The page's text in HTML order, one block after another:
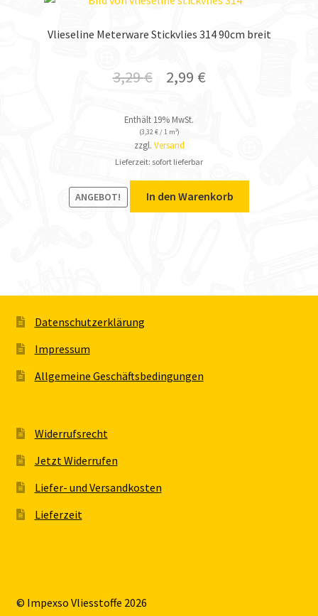
Vlieseline Meterware Stickvlies 314 90cm breit
3,29€ 2,99 €
Enthält 19% MwSt.
(3,32€/ 1 m²)
zzgl. Versand
Lieferzeit: sofort lieferbar
ANGEBOT! In den Warenkorb
Datenschutzerklärung
Impressum
Allgemeine Geschäftsbedingungen
Widerrufsrecht
Jetzt Widerrufen
Liefer- und Versandkosten
Lieferzeit
© Impexso Vliesstoffe 2026